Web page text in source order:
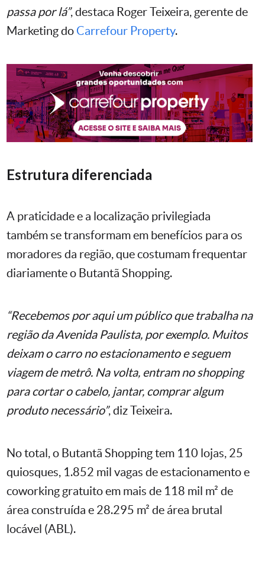
passa por lá”, destaca Roger Teixeira, gerente de
Marketing do Carrefour Property.
Estrutura diferenciada
A praticidade e a localização privilegiada
também se transformam em benefícios para os
moradores da região, que costumam frequentar
diariamente o Butantã Shopping.
“Recebemos por aqui um público que trabalha na
região da Avenida Paulista, por exemplo. Muitos
deixam o carro no estacionamento e seguem
viagem de metrô. Na volta, entram no shopping
para cortar o cabelo, jantar, comprar algum
produto necessário”, diz Teixeira.
No total, o Butantã Shopping tem 110 lojas, 25
quiosques, 1.852 mil vagas de estacionamento e
coworking gratuito em mais de 118 mil m² de
área construída e 28.295 m² de área brutal
locável (ABL).